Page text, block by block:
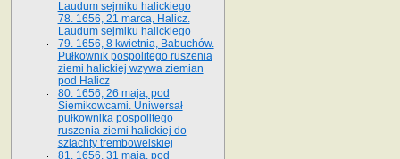
Laudum sejmiku halickiego
78. 1656, 21 marca, Halicz.
Laudum sejmiku halickiego
79. 1656, 8 kwietnia, Babuchów.
Pułkownik pospolitego ruszenia
ziemi halickiej wzywa ziemian
pod Halicz
80. 1656, 26 maja, pod
Siemikowcami. Uniwersał
pułkownika pospolitego
ruszenia ziemi halickiej do
szlachty trembowelskiej
81. 1656, 31 maja, pod